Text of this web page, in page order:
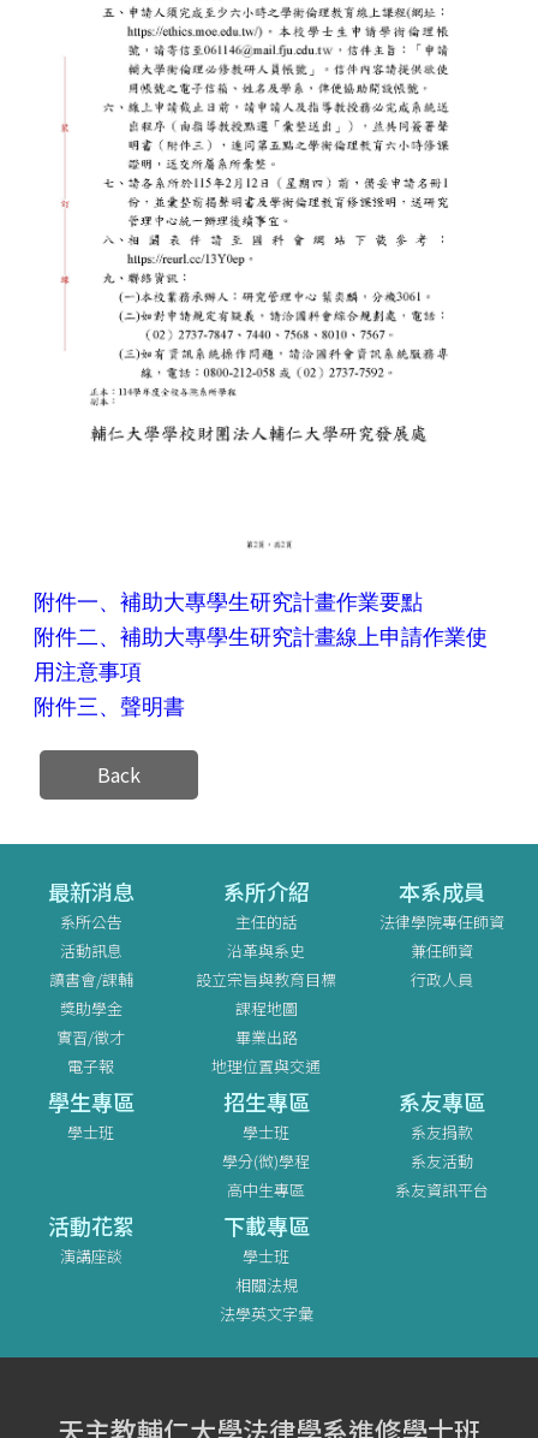
附件一、補助大專學生研究計畫作業要點
附件二、補助大專學生研究計畫線上申請作業使
用注意事項
附件三、聲明書
Back
最新消息
系所公告
活動訊息
讀書會/課輔
獎助學金
實習/徵才
電子報
系所介紹
主任的話
沿革與系史
設立宗旨與教育目標
課程地圖
畢業出路
地理位置與交通
本系成員
法律學院專任師資
兼任師資
行政人員
學生專區
學士班
招生專區
學士班
學分(微)學程
高中生專區
系友專區
系友捐款
系友活動
系友資訊平台
活動花絮
演講座談
下載專區
學士班
相關法規
法學英文字彙
天主教輔仁大學法律學系進修學士班